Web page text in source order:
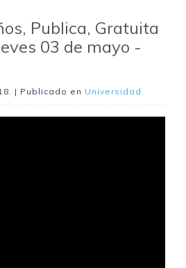
Publica, Gratuita
03 de mayo -
. | Publicado en Universidad